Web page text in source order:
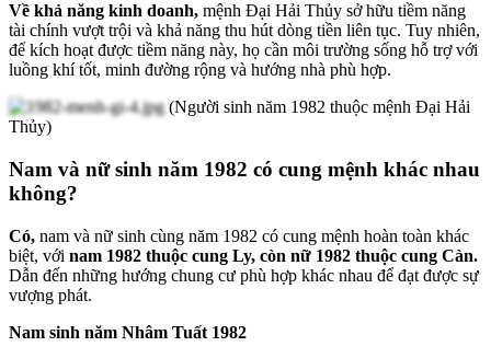
Về khả năng kinh doanh, mệnh Đại Hải Thủy sở hữu tiềm năng
tài chính vượt trội và khả năng thu hút dòng tiền liên tục. Tuy nhiên,
để kích hoạt được tiềm năng này, họ cần môi trường sống hỗ trợ với
luồng khí tốt, minh đường rộng và hướng nhà phù hợp.
(Người sinh năm 1982 thuộc mệnh Đại Hải
Thủy)
Nam và nữ sinh năm 1982 có cung mệnh khác nhau
không?
Có, nam và nữ sinh cùng năm 1982 có cung mệnh hoàn toàn khác
biệt, với nam 1982 thuộc cung Ly, còn nữ 1982 thuộc cung Càn.
Dẫn đến những hướng chung cư phù hợp khác nhau để đạt được sự
vượng phát.
Nam sinh năm Nhâm Tuất 1982